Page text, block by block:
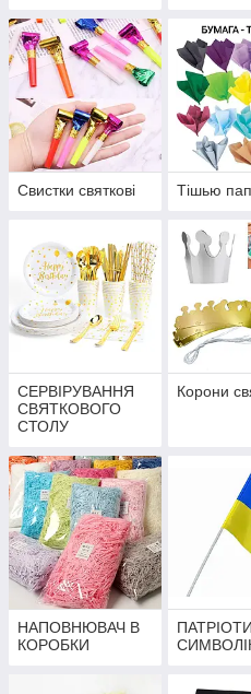
Свистки святкові Тішью
СЕРВІРУВАННЯ
СВЯТКОВОГО
СТОЛУ
Корони
НАПОВНЮВАЧ В
КОРОБКИ